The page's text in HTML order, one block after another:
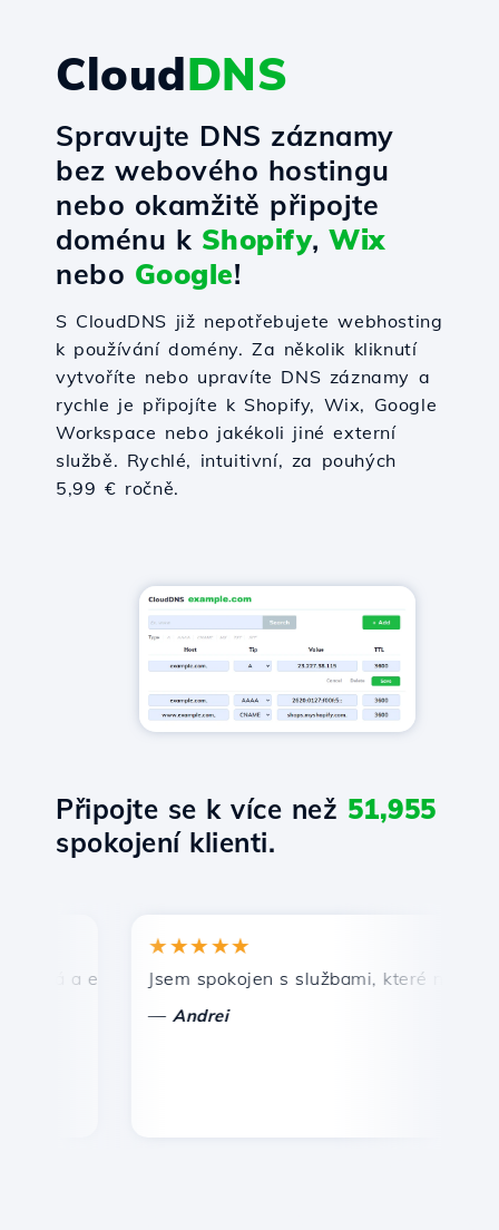
CloudDNS
Spravujte DNS záznamy
bez webového hostingu
nebo okamžitě připojte
doménu k Shopify, Wix
nebo Google!
S CloudDNS již nepotřebujete webhosting
k používání domény. Za několik kliknutí
vytvoříte nebo upravíte DNS záznamy a
rychle je připojíte k Shopify, Wix, Google
Workspace nebo jakékoli jiné externí
službě. Rychlé, intuitivní, za pouhých
5,99 € ročně.
Připojte se k více než 51,955
spokojení klienti.
a efektivní technická podpora.
★★★★★
Jsem spokojen s službami, které nabízí
Andrei